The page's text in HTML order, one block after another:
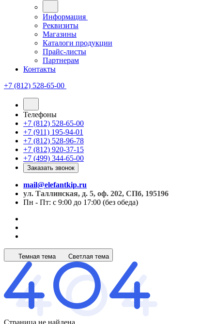
Информация
Реквизиты
Магазины
Каталоги продукции
Прайс-листы
Партнерам
Контакты
+7 (812) 528-65-00
Телефоны
+7 (812) 528-65-00
+7 (911) 195-94-01
+7 (812) 528-96-78
+7 (812) 920-37-15
+7 (499) 344-65-00
Заказать звонок
mail@elefantkip.ru
ул. Таллинская, д. 5, оф. 202, СПб, 195196
Пн - Пт: с 9:00 до 17:00 (без обеда)
Темная тема Светлая тема
Страница не найдена